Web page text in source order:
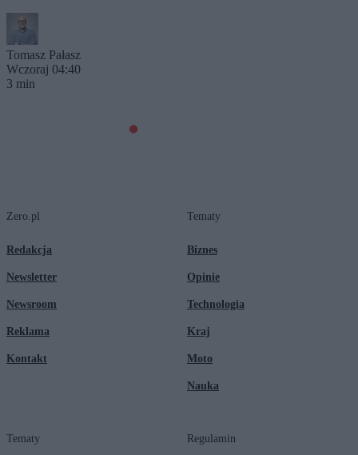
Tomasz Pałasz
Wczoraj 04:40
3 min
Zero.pl
Redakcja
Newsletter
Newsroom
Reklama
Kontakt
Tematy
Biznes
Opinie
Technologia
Kraj
Moto
Nauka
Tematy Regulamin